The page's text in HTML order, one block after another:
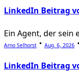
LinkedIn Beitrag
Ein Agent, der sein
Arno Selhorst Aug. 6, 2026
LinkedIn Beitrag